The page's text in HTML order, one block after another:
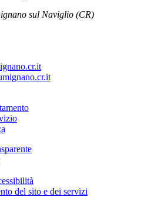
sul Naviglio (CR)
del sito e dei servizi